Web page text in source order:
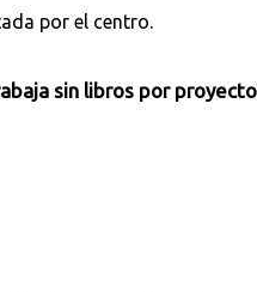
por el centro.
sin libros por